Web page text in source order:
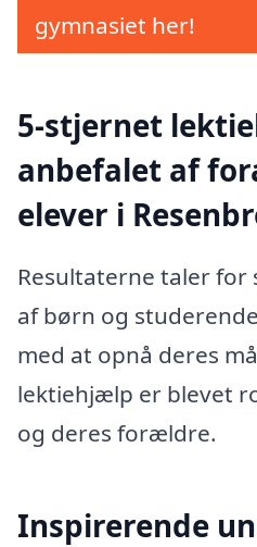
gymnasiet her!
5-stjernet
anbefalet af
elever i
Resultaterne taler for
af børn og
med at opnå deres
lektiehjælp er blevet
og deres forældre.
Inspirerende